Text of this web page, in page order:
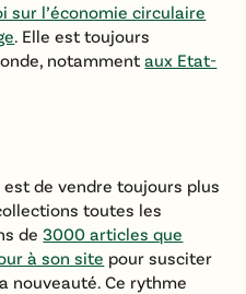
sur l’économie circulaire
. Elle est toujours
notammentaux Etat-
de vendre toujours plus
toutes les
de3000 articles que
à son site pour susciter
nouveauté. Ce rythme